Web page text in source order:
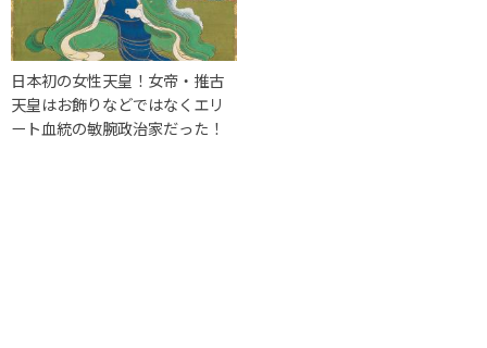
日本初の女性天皇！女帝・推古
天皇はお飾りなどではなくエリ
ート血統の敏腕政治家だった！